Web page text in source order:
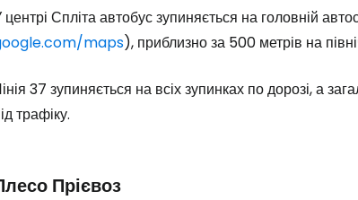
центрі Спліта автобус зупиняється на головній
maps), приблизно за 500 метрів на
37 зупиняється на всіх зупинках по дорозі, а
трафіку.
Прієвоз